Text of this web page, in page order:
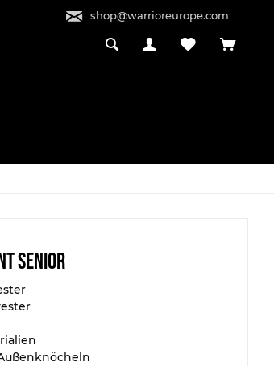
shop@warrioreurope.com
Senior